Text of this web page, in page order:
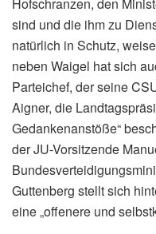
sind und die ihm zu
natürlich in Schutz,
neben Waigel hat sich
Parteichef, der seine
Aigner, die
Gedankenanstöße“
der JU-Vorsitzende
Guttenberg stellt sich
eine „offenere und